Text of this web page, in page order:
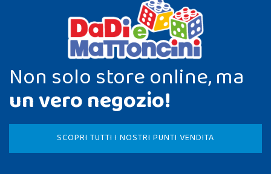
Non solo store online, ma
un vero negozio!
SCOPRI TUTTI I NOSTRI PUNTI VENDITA